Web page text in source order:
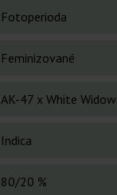
Fotoperioda
Feminizované
AK-47 x White Widow
Indica
80/20 %